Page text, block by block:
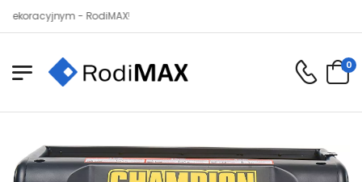
- RodiMAX!
0